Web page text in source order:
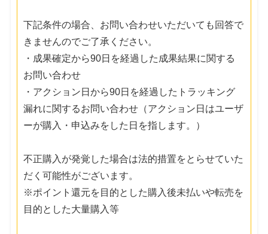
下記条件の場合、お問い合わせいただいても回答で
きませんのでご了承ください。
・成果確定から90日を経過した成果結果に関する
お問い合わせ
・アクション日から90日を経過したトラッキング
漏れに関するお問い合わせ（アクション日はユーザ
ーが購入・申込みをした日を指します。）
不正購入が発覚した場合は法的措置をとらせていた
だく可能性がございます。
※ポイント還元を目的とした購入後未払いや転売を
目的とした大量購入等